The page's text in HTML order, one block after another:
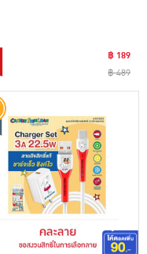
฿ 189
฿ 489